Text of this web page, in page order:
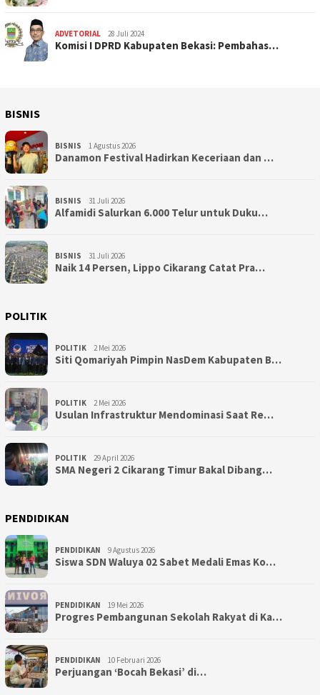
ADVETORIAL 28 Juli 2024
Komisi I DPRD Kabupaten Bekasi: Pembahas…
BISNIS
BISNIS 1 Agustus 2026
Danamon Festival Hadirkan Keceriaan dan …
BISNIS 31 Juli 2026
Alfamidi Salurkan 6.000 Telur untuk Duku…
BISNIS 31 Juli 2026
Naik 14 Persen, Lippo Cikarang Catat Pra…
POLITIK
POLITIK 2 Mei 2026
Siti Qomariyah Pimpin NasDem Kabupaten B…
POLITIK 2 Mei 2026
Usulan Infrastruktur Mendominasi Saat Re…
POLITIK 29 April 2026
SMA Negeri 2 Cikarang Timur Bakal Dibang…
PENDIDIKAN
PENDIDIKAN 9 Agustus 2026
Siswa SDN Waluya 02 Sabet Medali Emas Ko…
PENDIDIKAN 19 Mei 2026
Progres Pembangunan Sekolah Rakyat di Ka…
PENDIDIKAN 10 Februari 2026
Perjuangan ‘Bocah Bekasi’ di…